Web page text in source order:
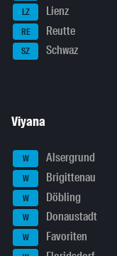
LZ Lienz
RE Reutte
SZ Schwaz
Viyana
W Alsergrund
W Brigittenau
W Döbling
W Donaustadt
W Favoriten